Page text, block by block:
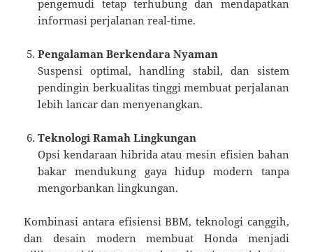
pengemudi tetap terhubung dan mendapatkan
informasi perjalanan real-time.
Pengalaman Berkendara Nyaman
Suspensi optimal, handling stabil, dan sistem
pendingin berkualitas tinggi membuat perjalanan
lebih lancar dan menyenangkan.
Teknologi Ramah Lingkungan
Opsi kendaraan hibrida atau mesin efisien bahan
bakar mendukung gaya hidup modern tanpa
mengorbankan lingkungan.
Kombinasi antara efisiensi BBM, teknologi canggih,
dan desain modern membuat Honda menjadi